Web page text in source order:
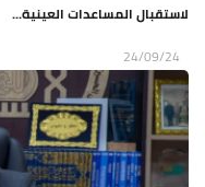
لاستقبال المساعدات العينية...
24/09/24